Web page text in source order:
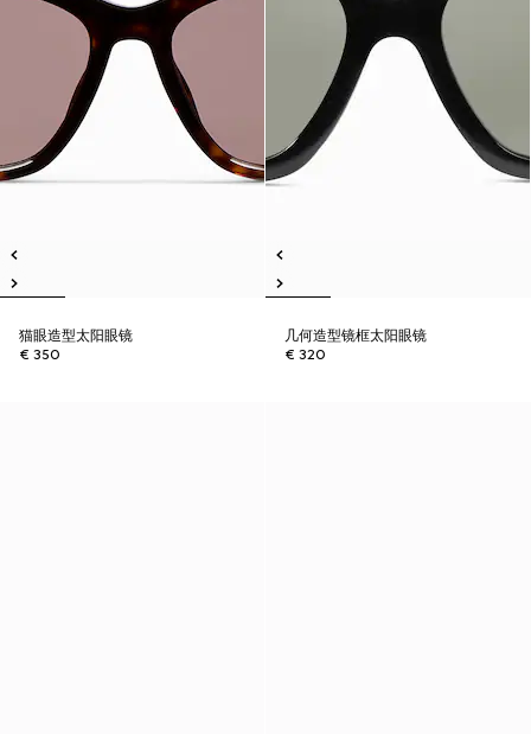
猫眼造型太阳眼镜
€ 350
几何造型镜框太阳眼镜
€ 320